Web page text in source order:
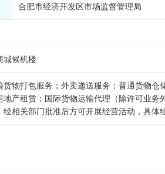
合肥市经济开发区市场监督管理局
城候机楼
物打包服务；外卖递送服务；普通货物
产租赁；国际货物运输代理（除许可业
相关部门批准后方可开展经营活动，具